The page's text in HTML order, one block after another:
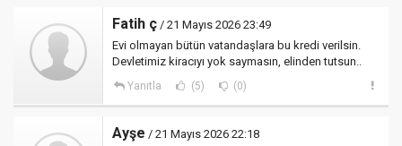
Fatih ç / 21 Mayıs 2026 23:49
Evi olmayan bütün vatandaşlara bu kredi verilsin.
Devletimiz kiracıyı yok saymasın, elinden tutsun..
Yanıtla (5) (0)
Ayşe / 21 Mayıs 2026 22:18